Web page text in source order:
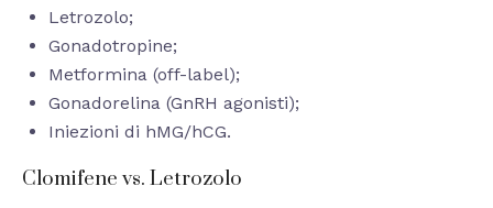
Letrozolo;
Gonadotropine;
Metformina (off-label);
Gonadorelina (GnRH agonisti);
Iniezioni di hMG/hCG.
Clomifene vs. Letrozolo